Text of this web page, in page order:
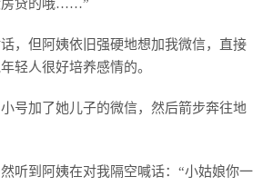
房贷的哦……”
，但阿姨依旧强硬地想加我微信，直接
轻人很好培养感情的。
号加了她儿子的微信，然后箭步奔往地
听到阿姨在对我隔空喊话：“小姑娘你一